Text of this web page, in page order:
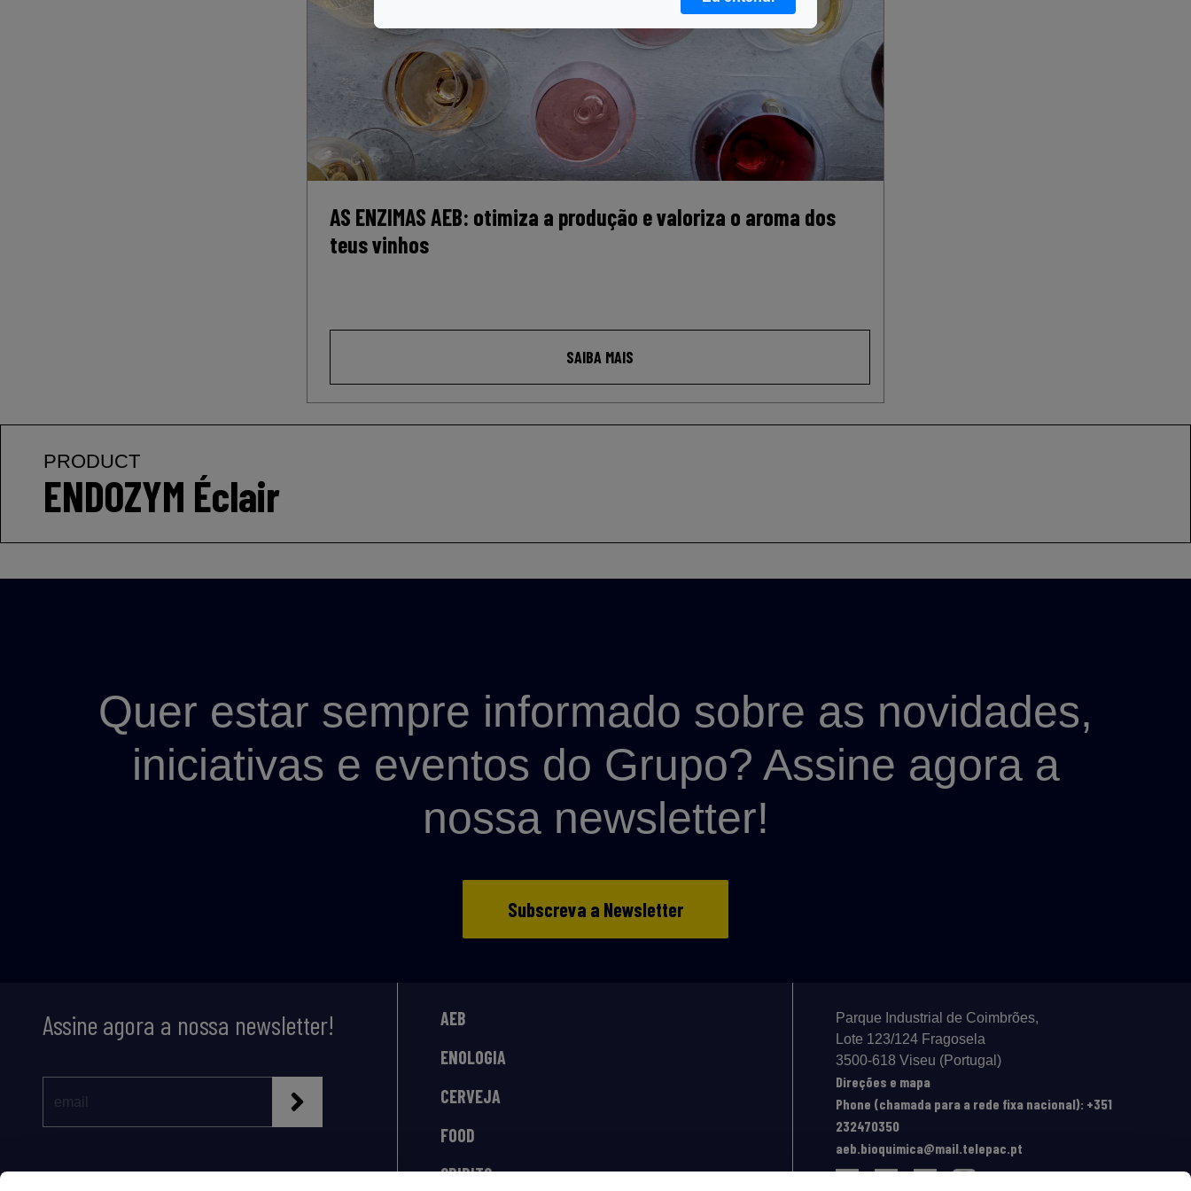
AS ENZIMAS AEB: otimiza a produção e valoriza o aroma dos
teus vinhos
SAIBA MAIS
PRODUCT
ENDOZYM Éclair
Quer estar sempre informado sobre as novidades,
iniciativas e eventos do Grupo? Assine agora a
nossa newsletter!
Subscreva a Newsletter
Assine agora a nossa newsletter!
AEB
ENOLOGIA
CERVEJA
FOOD
SPIRITS
Parque Industrial de Coimbrões,
Lote 123/124 Fragosela
3500-618 Viseu (Portugal)
Direções e mapa
Phone (chamada para a rede fixa nacional): +351
232470350
aeb.bioquimica@mail.telepac.pt